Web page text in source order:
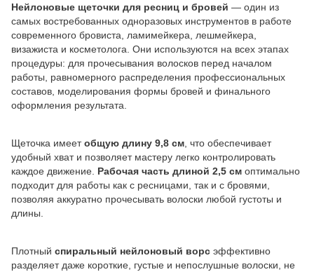
Нейлоновые щеточки для ресниц и бровей — один из
самых востребованных одноразовых инструментов в работе
современного бровиста, ламимейкера, лешмейкера,
визажиста и косметолога. Они используются на всех этапах
процедуры: для прочесывания волосков перед началом
работы, равномерного распределения профессиональных
составов, моделирования формы бровей и финального
оформления результата.
Щеточка имеетобщую длину 9,8 см , что обеспечивает
удобный хват и позволяет мастеру легко контролировать
каждое движение. Рабочая часть длиной 2,5 см оптимально
подходит для работы как с ресницами, так и с бровями,
позволяя аккуратно прочесывать волоски любой густоты и
длины.
Плотный спиральный нейлоновый ворс эффективно
разделяет даже короткие, густые и непослушные волоски, не